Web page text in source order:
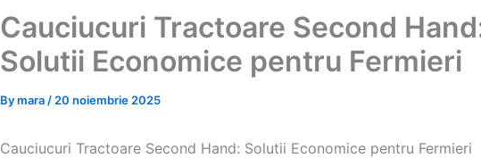
Cauciucuri Tractoare Second
Solutii Economice pentru Fermieri
Bymara / 20 noiembrie 2025
Cauciucuri Tractoare Second Hand: Solutii Economice pentru Fermieri